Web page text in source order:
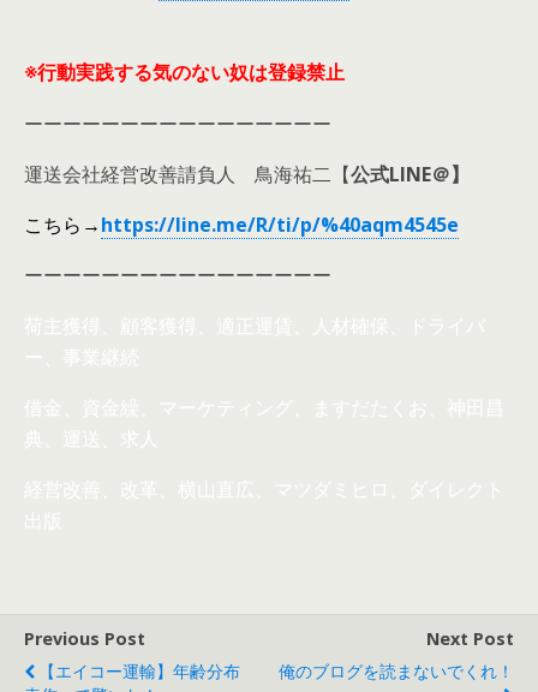
※行動実践する気のない奴は登録禁止
ーーーーーーーーーーーーーーーー
運送会社経営改善請負人 鳥海祐二【公式LINE＠】
こちら →https://line.me/R/ti/p/%40aqm4545e
ーーーーーーーーーーーーーーーー
荷主獲得、顧客獲得、適正運賃、人材確保、ドライバ
ー、事業継続
借金、資金繰、マーケティング、ますだたくお、神田昌
典、運送、求人
経営改善、改革、横山直広、マツダミヒロ、ダイレクト
出版
Previous Post
【エイコー運輸】年齢分布
Next Post
俺のブログを読まないでくれ！